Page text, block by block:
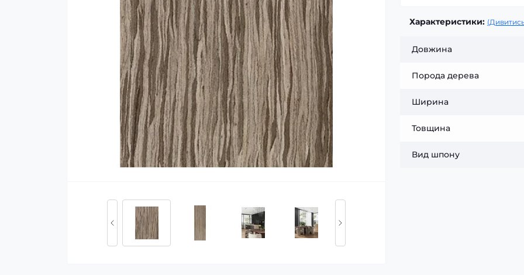
Характеристики:
Довжина
Порода дерева
Ширина
Товщина
Вид шпону